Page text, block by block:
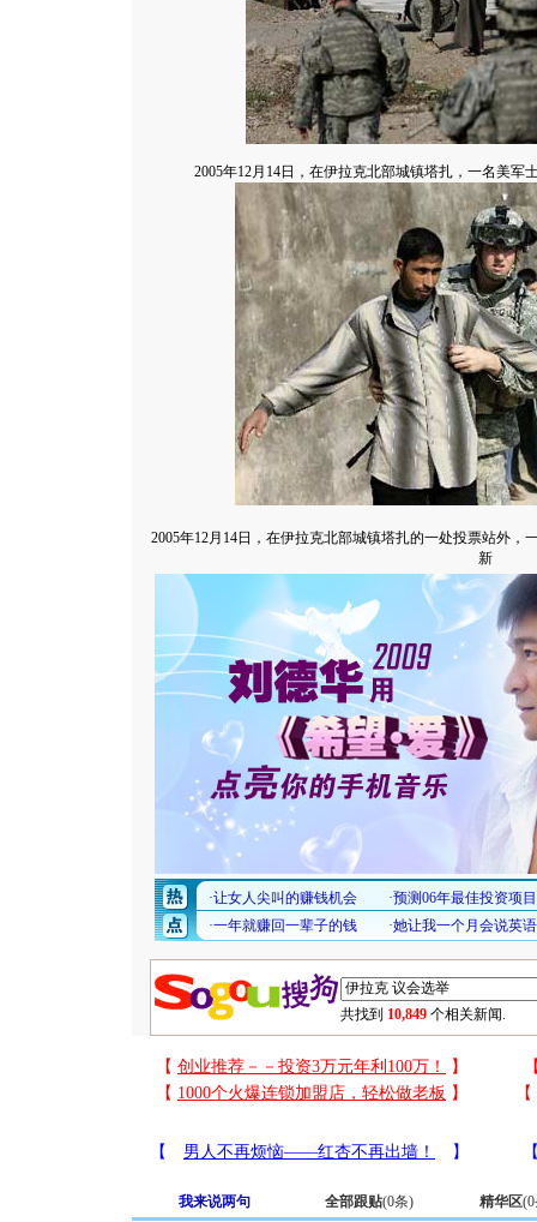
2005年12月14日，在伊拉克北部城镇塔扎，一名美军
2005年12月14日，在伊拉克北部城镇塔扎的一处投票站外，
新
共找到 10,849 个相关新闻.
我来说两句 全部跟贴(0条) 精华区(0